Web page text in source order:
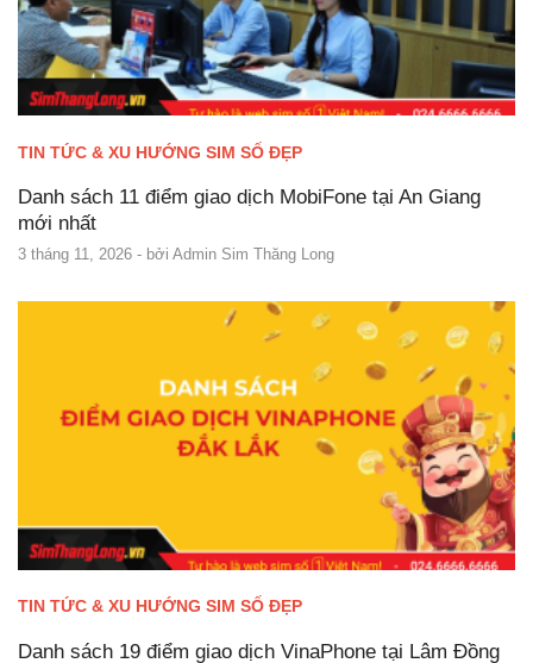
TIN TỨC & XU HƯỚNG SIM SỐ ĐẸP
Danh sách 11 điểm giao dịch MobiFone tại An Giang
mới nhất
3 tháng 11, 2026 - bởi Admin Sim Thăng Long
TIN TỨC & XU HƯỚNG SIM SỐ ĐẸP
Danh sách 19 điểm giao dịch VinaPhone tại Lâm Đồng